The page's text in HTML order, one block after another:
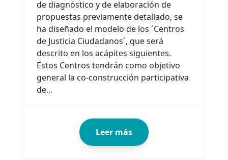
de diagnóstico y de elaboración de
propuestas previamente detallado, se
ha diseñado el modelo de los ´Centros
de Justicia Ciudadanos´, que será
descrito en los acápites siguientes.
Estos Centros tendrán como objetivo
general la co-construcción participativa
de...
Leer más